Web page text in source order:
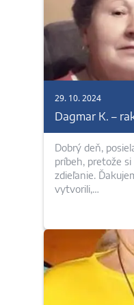
29. 10. 2024
Dagmar K. –
Dobrý deň,
príbeh, pretože
zdieľanie.
vytvorili,…